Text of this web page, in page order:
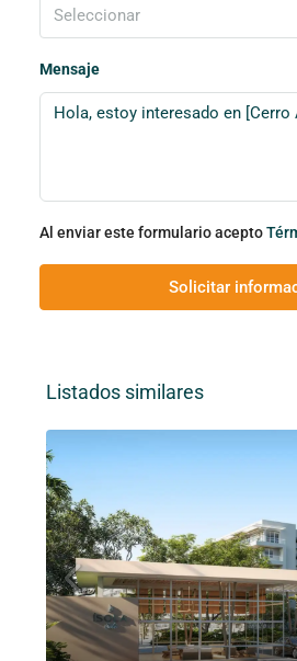
Seleccionar
Mensaje
Al enviar este formulario acepto
Solicitar
Listados similares